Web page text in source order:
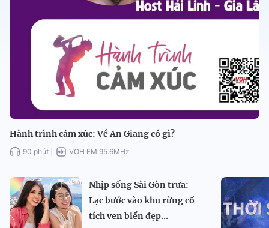
Hành trình cảm xúc: Về An Giang có gì?
90 phút VOH FM 95.6MHz
Nhịp sống Sài Gòn trưa:
Lạc bước vào khu rừng cổ
tích ven biển đẹp...